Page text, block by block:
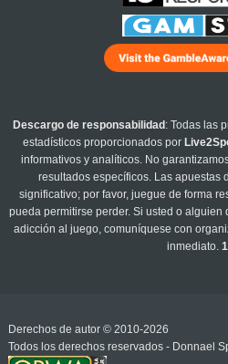
Descargo de responsabilidad : Todas las
estadísticos proporcionados por
informativos y analíticos. No
resultados específicos. Las apuestas
significativo; por favor, juegue de forma
pueda permitirse perder. Si usted o
adicción al juego, comuníquese con
inmediato.
Derechos de autor © 2010-2026
Todos los derechos reservados - Donnael